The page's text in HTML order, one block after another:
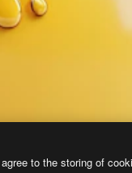
to the storing of